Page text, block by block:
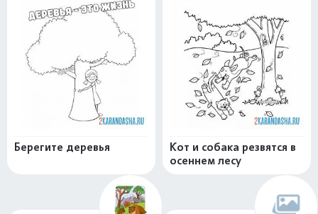
Берегите деревья
Кот и собака резвятся в
осеннем лесу